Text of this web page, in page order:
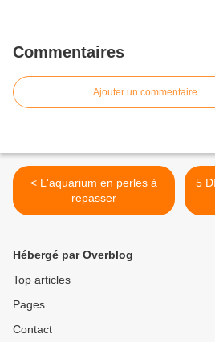
Commentaires
Ajouter un commentaire
< L'aquarium en perles à
repasser
5
Hébergé par Overblog
Top articles
Pages
Contact